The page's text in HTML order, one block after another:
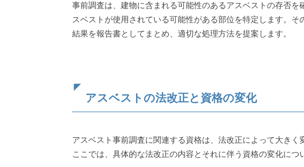
事前調査は、建物に含まれる可能性のあるアスベストの存否
スベストが使用されている可能性がある部位を特定します。
結果を報告書としてまとめ、適切な処理方法を提案します。
アスベストの法改正と資格の変化
アスベスト事前調査に関連する資格は、法改正によって大き
ここでは、具体的な法改正の内容とそれに伴う資格の変化につ